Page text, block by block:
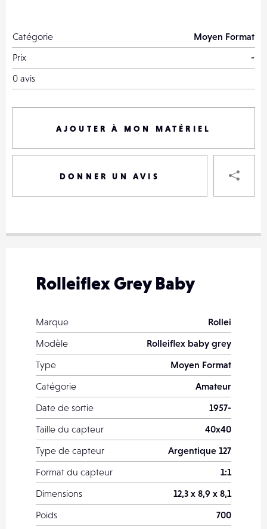
Catégorie
Moyen Format
Prix
-
0 avis
AJOUTER À MON MATÉRIEL
DONNER UN AVIS
VOTRE
EMAIL
Rolleiflex Grey Baby
Marque
Rollei
Modèle
Rolleiflex baby grey
Type
Moyen Format
Catégorie
Amateur
Date de sortie
1957-
Taille du capteur
40x40
Type de capteur
Argentique 127
Format du capteur
1:1
Dimensions
12,3 x 8,9 x 8,1
Poids
700